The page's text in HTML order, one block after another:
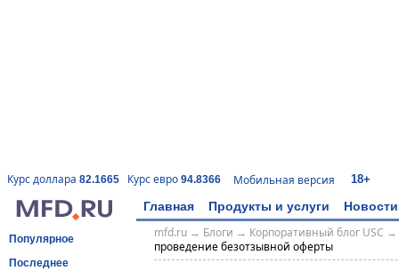
Курс доллара 82.1665 Курс евро 94.8366 Мобильная версия 18+
Главная Продукты и услуги Новости
Популярное
Последнее
mfd.ru→ Блоги → Корпоративный блог USC →
проведение безотзывной оферты